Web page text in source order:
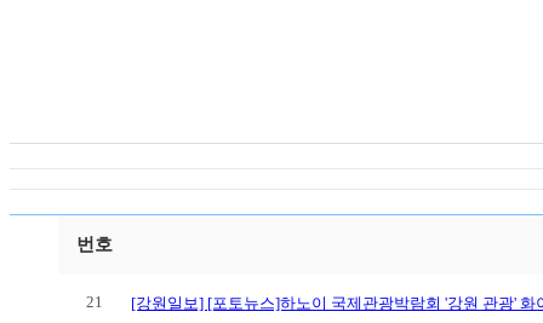
번호
21 [강원일보] [포토뉴스]하노이 국제관광박람회 '강원 관광' 화